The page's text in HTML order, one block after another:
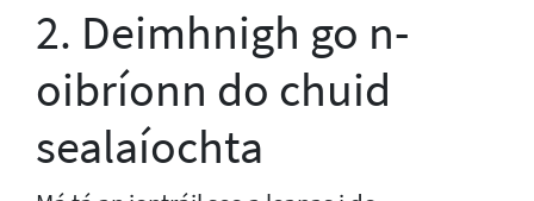
2. Deimhnigh go n-
oibríonn do chuid
sealaíochta